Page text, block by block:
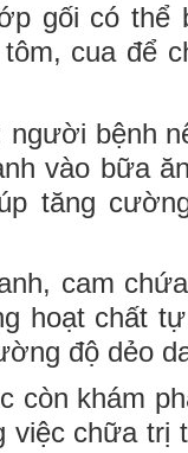
gối có thể
cua để
bệnh
vào bữa
tăng
cam
hoạt chất
độ dẻo
còn khám
việc chữa trị